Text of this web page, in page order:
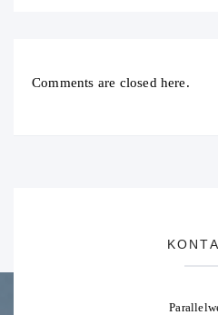
Comments are closed here.